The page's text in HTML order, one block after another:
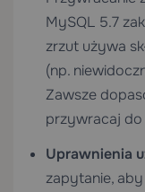
MySQL 5.7
zrzut używa
(np.
Zawsze
przywracaj do
Uprawnienia
zapytanie,